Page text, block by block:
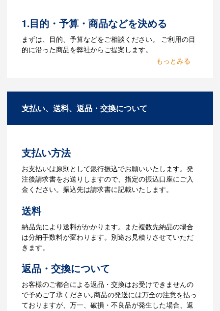
Q：ウェブサイトに掲載され
ていないオリジナルのノベル
タマイズが可能です。お気軽にご相談く
1.目的・予算・商品などを決める
まずは、目的、予算などをご相談ください。 ご利用の目
的に沿った商品を弊社からご提案します。
お見積を弊社からお出しします。
3.発注・データ入稿
ら、ご注文書をお送りします。
【名入れをする場合】名入れに必要なデ
ータをご入稿頂き、名入れイメージをデ
ータでご確認いただきます。
4.納品
【名入れをする場合】データのご入稿後
３週間程度で納品となります。
【名入れなしの場合】在庫がある場合、3
～5営業日程度で納品となります。
ご利用ガイドをもっとみる
支払い、送料、返品・交換について
支払い方法
お支払いは原則として銀行振込でお願いいたします。発
注後請求書をお送りしますので、指定の振込口座にご入
金ください。振込先は請求書に記載いたします。
送料
納品先により送料がかかります。また複数先納品の場合
は分納手数料が変わります。別途お見積りさせていただ
きます。
返品・交換について
お客様のご都合による返品・交換はお受けできませんの
で予めご了承ください｡商品の発送には万全の注意を払っ
ておりますが、万一、破損・不良品が発生した場合、返